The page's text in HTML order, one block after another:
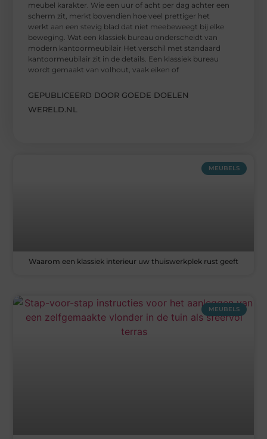
meubel karakter. Wie een uur of acht per dag achter een
scherm zit, merkt bovendien hoe veel prettiger het
werkt aan een stevig blad dat niet meebeweegt bij elke
beweging. Wat een klassiek bureau onderscheidt van
modern kantoormeubilair Het verschil met standaard
kantoormeubilair zit in de details. Een klassiek bureau
wordt gemaakt van volhout, vaak eiken of
GEPUBLICEERD DOOR GOEDE DOELEN
WERELD.NL
MEUBELS
Waarom een klassiek interieur uw thuiswerkplek rust geeft
MEUBELS